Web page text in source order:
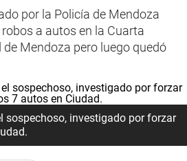
por la Policía de Mendoza
a autos en la Cuarta
Mendoza pero luego quedó
sospechoso, investigado por forzar